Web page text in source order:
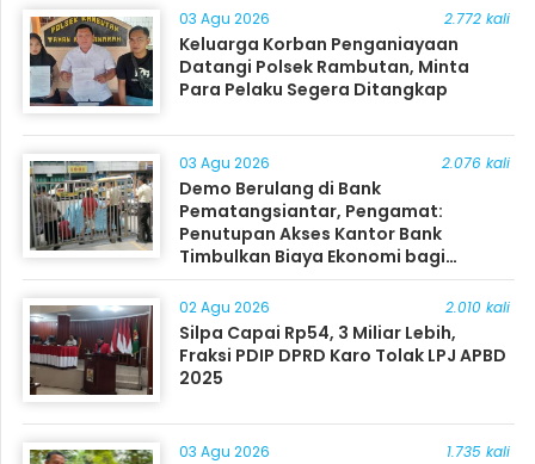
03 Agu 2026 2.772 kali
Keluarga Korban Penganiayaan
Datangi Polsek Rambutan, Minta
Para Pelaku Segera Ditangkap
03 Agu 2026 2.076 kali
Demo Berulang di Bank
Pematangsiantar, Pengamat:
Penutupan Akses Kantor Bank
Timbulkan Biaya Ekonomi bagi
Masyarakat
02 Agu 2026 2.010 kali
Silpa Capai Rp54, 3 Miliar Lebih,
Fraksi PDIP DPRD Karo Tolak LPJ APBD
2025
03 Agu 2026 1.735 kali